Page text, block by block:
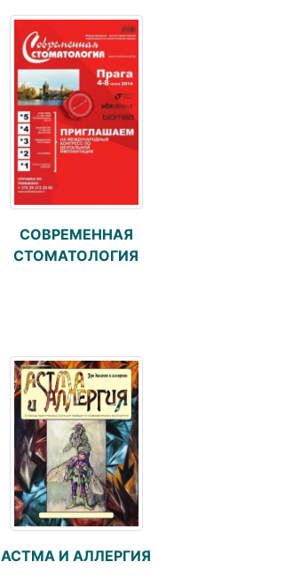
СОВРЕМЕННАЯ
СТОМАТОЛОГИЯ
АСТМА И АЛЛЕРГИЯ